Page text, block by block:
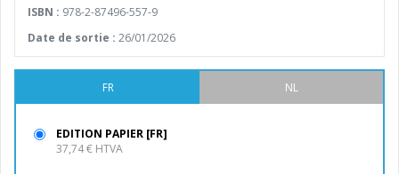
ISBN : 978-2-87496-557-9
Date de sortie : 26/01/2026
FR NL
EDITION PAPIER [FR]
37,74 € HTVA